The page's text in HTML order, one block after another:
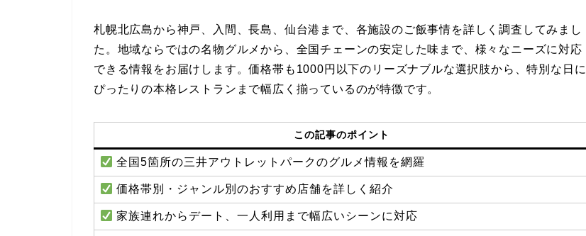
札幌北広島から神戸、入間、長島、仙台港まで、各施設のご飯事情を詳しく調査してみまし
た。地域ならではの名物グルメから、全国チェーンの安定した味まで、様々なニーズに対応
できる情報をお届けします。価格帯も1000円以下のリーズナブルな選択肢から、特別な日に
ぴったりの本格レストランまで幅広く揃っているのが特徴です。
この記事のポイント
全国5箇所の三井アウトレットパークのグルメ情報を網羅
価格帯別・ジャンル別のおすすめ店舗を詳しく紹介
家族連れからデート、一人利用まで幅広いシーンに対応